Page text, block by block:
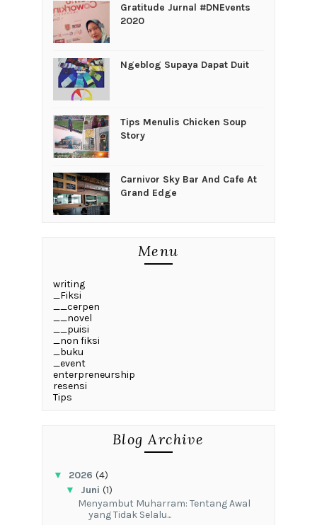
Gratitude Jurnal #DNEvents
2020
Ngeblog Supaya Dapat Duit
Tips Menulis Chicken Soup
Story
Carnivor Sky Bar And Cafe At
Grand Edge
Menu
writing
_Fiksi
__cerpen
__novel
__puisi
_non fiksi
_buku
_event
enterpreneurship
resensi
Tips
Blog Archive
▼ 2026 (4)
▼ Juni (1)
Menyambut Muharram: Tentang Awal
yang Tidak Selalu...